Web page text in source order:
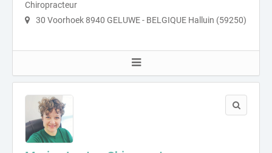
Chiropracteur
30 Voorhoek 8940 GELUWE - BELGIQUE Halluin (59250)